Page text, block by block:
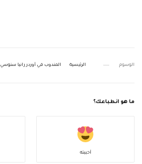
الوسوم الرئيسية المندوب في أوردر رانيا سنوسي
ما هو انطباعك؟
أحببته